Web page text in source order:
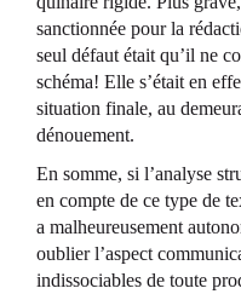
sanctionnée pour la
seul défaut était qu’il ne
schéma! Elle s’était en
situation finale, au
dénouement.
En somme, si l’analyse
en compte de ce type de
a malheureusement
oublier l’aspect
indissociables de toute